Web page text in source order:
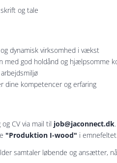
og tale
dynamisk virksomhed i vækst
med god holdånd og hjælpsomme
dine kompetencer og erfaring
CV via mail til job@jaconnect.dk.
"Produktion I-wood" i
samtaler løbende og ansætter,